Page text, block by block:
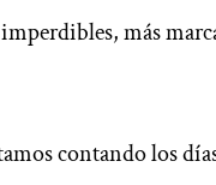
más
contando los